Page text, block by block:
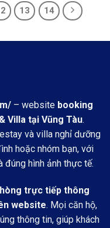
13 14
– website booking
Villa tại Vũng Tàu.
và villa nghỉ dưỡng
hoặc nhóm bạn, với
hình ảnh thực tế.
trực tiếp thông
website. Mọi căn hộ,
thông tin, giúp khách